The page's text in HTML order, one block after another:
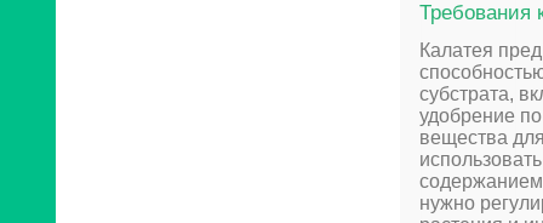
Требования
Калатея
субстрата,
удобрение
вещества
содержанием
нужно